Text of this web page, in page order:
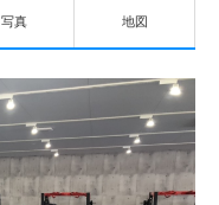
写真 地図